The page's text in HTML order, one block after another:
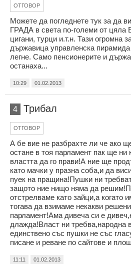
ОТГОВОР
Можете да погледнете тук за да
ГРАДА в света по-големи от цяла
цигани, турци и.т.н. Тази огромна
държавица управленска
легне. Само пенсионерите и
останаха...
10:29 01.02.2013
4 Трибал
ОТГОВОР
А бе вие не разбрахте ли че ако
остане в тоя парламент пак ще ни
властта да го прави!А ние ще
като мачки у празна соба,и да
пуек на пращина!Пушки ни
защото ние нищо няма да
отстрелваме като зайци,а когато
тогава да взимаме некакви
парламент!Ама дивеча си е
длажда!Власт ни требва,народна
единствено със пушки не със
писане и реване по сайтове и
11:11 01.02.2013